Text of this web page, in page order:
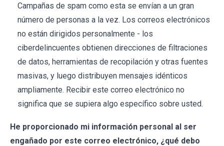
Campañas de spam como esta se envían a un gran
número de personas a la vez. Los correos electrónicos
no están dirigidos personalmente - los
ciberdelincuentes obtienen direcciones de filtraciones
de datos, herramientas de recopilación y otras fuentes
masivas, y luego distribuyen mensajes idénticos
ampliamente. Recibir este correo electrónico no
significa que se supiera algo específico sobre usted.
He proporcionado mi información personal al ser
engañado por este correo electrónico, ¿qué debo